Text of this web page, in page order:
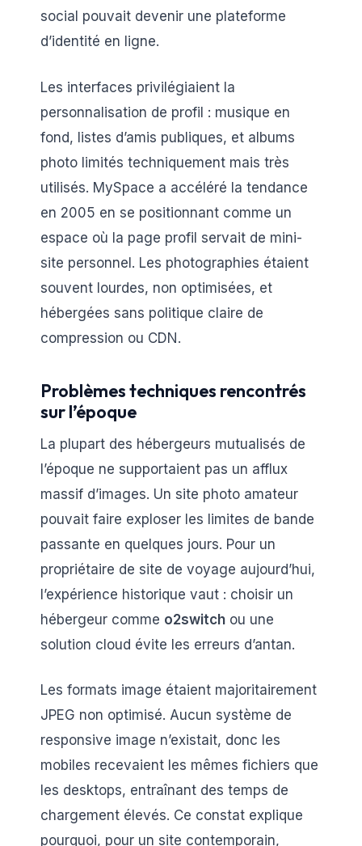
social pouvait devenir une plateforme
d’identité en ligne.
Les interfaces privilégiaient la
personnalisation de profil : musique en
fond, listes d’amis publiques, et albums
photo limités techniquement mais très
utilisés. MySpace a accéléré la tendance
en 2005 en se positionnant comme un
espace où la page profil servait de mini-
site personnel. Les photographies étaient
souvent lourdes, non optimisées, et
hébergées sans politique claire de
compression ou CDN.
Problèmes techniques rencontrés
sur l’époque
La plupart des hébergeurs mutualisés de
l’époque ne supportaient pas un afflux
massif d’images. Un site photo amateur
pouvait faire exploser les limites de bande
passante en quelques jours. Pour un
propriétaire de site de voyage aujourd’hui,
l’expérience historique vaut : choisir un
hébergeur comme o2switch ou une
solution cloud évite les erreurs d’antan.
Les formats image étaient majoritairement
JPEG non optimisé. Aucun système de
responsive image n’existait, donc les
mobiles recevaient les mêmes fichiers que
les desktops, entraînant des temps de
chargement élevés. Ce constat explique
pourquoi, pour un site contemporain,